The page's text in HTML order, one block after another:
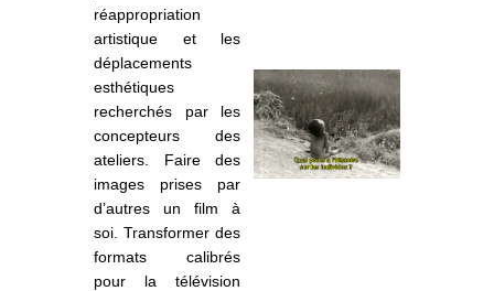
réappropriation
artistique et les
déplacements
esthétiques
recherchés par les
concepteurs des
ateliers. Faire des
images prises par
d’autres un film à
soi. Transformer des
formats calibrés
pour la télévision